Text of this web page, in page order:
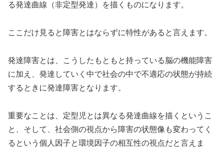
る発達曲線（非定型発達）を描くものになります。
ここだけ見ると障害とはならずに特性があると言えます。
発達障害とは、こうしたもともと持っている脳の機能障害
に加え、発達していく中で社会の中で不適応の状態が持続
するときに発達障害となります。
重要なことは、定型児とは異なる発達曲線を描くというこ
と、そして、社会側の視点から障害の状態像も変わってく
るという個人因子と環境因子の相互性の視点だと言えま